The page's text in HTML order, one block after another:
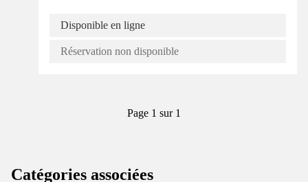
Disponible en ligne
Réservation non disponible
Page 1 sur 1
Catégories associées